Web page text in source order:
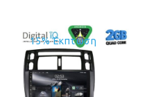
15% Έκπτωση